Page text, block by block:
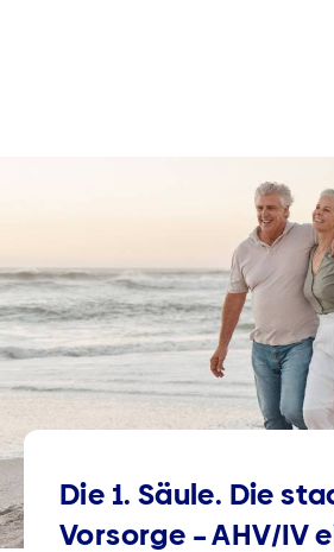
Die 1. Säule. Die
Vorsorge – AHV/IV